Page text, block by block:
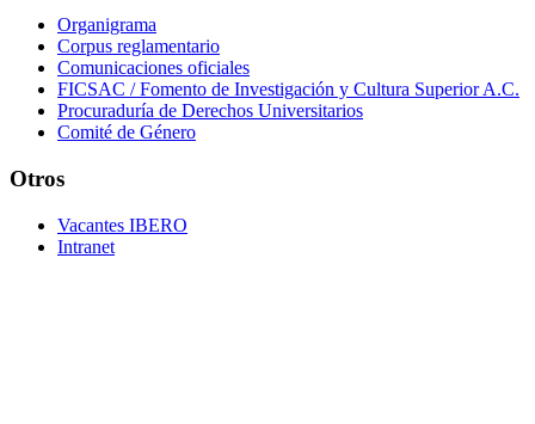
Organigrama
Corpus reglamentario
Comunicaciones oficiales
FICSAC / Fomento de Investigación y Cultura Superior A.C.
Procuraduría de Derechos Universitarios
Comité de Género
Otros
Vacantes IBERO
Intranet